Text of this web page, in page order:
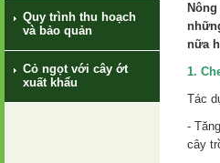
Quy trình thu hoạch
và bảo quản
Cỏ ngọt với cây ớt
xuất khẩu
nữa
1.
Tác
-
cây